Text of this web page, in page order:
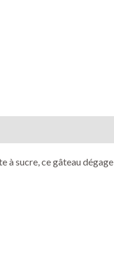
à sucre, ce gâteau dégage